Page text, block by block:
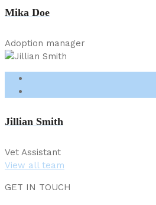
Mika Doe
Adoption manager
Jillian Smith
Vet Assistant
View all team
GET IN TOUCH